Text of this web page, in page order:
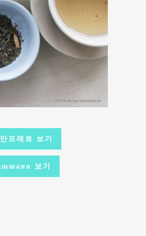
프레르 보기
보기